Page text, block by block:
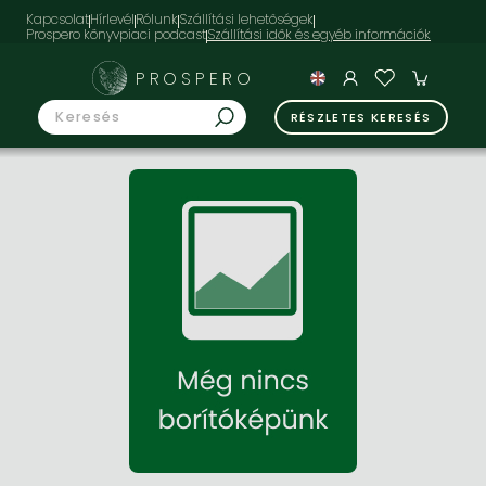
KapcsolatHírlevélRólunkSzállítási lehetőségek
Prospero könyvpiaci podcast
PROSPERO
RÉSZLETES KERESÉS